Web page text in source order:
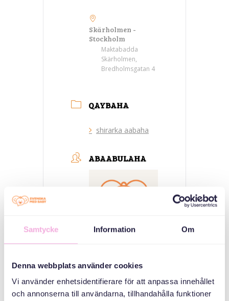
Samtycke Information Om
Denna webbplats använder cookies
Vi använder enhetsidentifierare för att anpassa innehållet
och annonserna till användarna, tillhandahålla funktioner
Skärholmen -
Stockholm
Maktabadda
Skärholmen,
Bredholmsgatan 4
QAYBAHA
shirarka aabaha
ABAABULAHA
Svenska med baby
iimaylka
bokningen@svenskamedbaby.se